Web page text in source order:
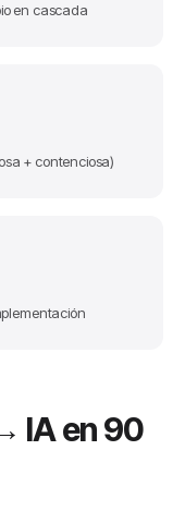
en cascada
+ contenciosa)
IA en 90